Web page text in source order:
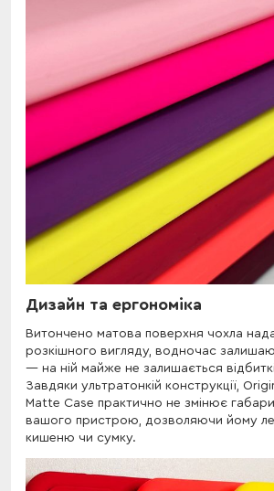
Дизайн та ергономіка
Витончено матова поверхня чохла
розкішного вигляду, водночас
— на ній майже не залишається
Завдяки ультратонкій конструкції,
Matte Case практично не змінює
вашого пристрою, дозволяючи йому
кишеню чи сумку.